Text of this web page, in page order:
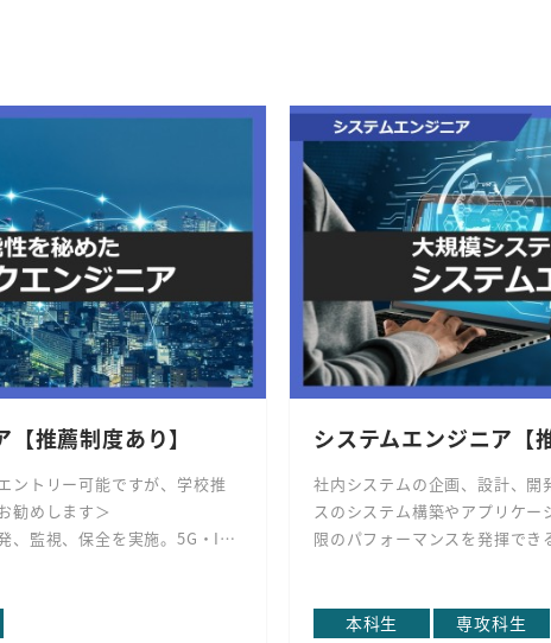
推薦制度あり】
ントリー可能ですが、学校推
勧めします＞
、監視、保全を実施。5G・IoT
システムエンジニア【
社内システムの企画、設計、
スのシステム構築やアプリケ
限のパフォーマンスを発揮でき
本科生 専攻科生